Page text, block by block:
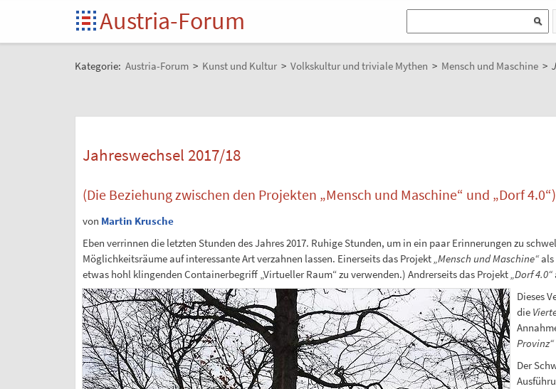
Austria-Forum
Kategorie: Austria-Forum > Kunst und Kultur > Volkskultur und triviale Mythen > Mensch und Maschine >
Jahreswechsel 2017/18
(Die Beziehung zwischen den Projekten „Mensch und Maschine“ und „Dorf 4.0“)
von Martin Krusche
Eben verrinnen die letzten Stunden des Jahres 2017. Ruhige Stunden, um in ein paar Erinnerungen zu
Möglichkeitsräume auf interessante Art verzahnen lassen. Einerseits das Projekt„Mensch und Maschine“als
etwas hohl klingenden Containerbegriff „Virtueller Raum“ zu verwenden.) Andrerseits das Projekt„Dorf 4.0“
Dieses
die
Provinz“
Der